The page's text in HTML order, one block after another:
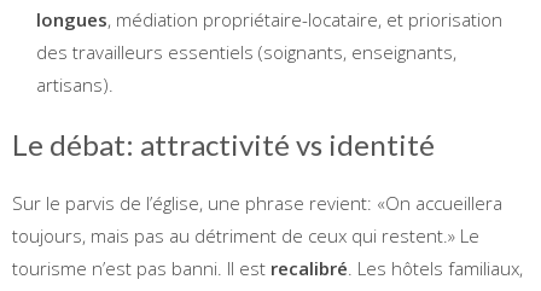
longues, médiation propriétaire-locataire, et priorisation
des travailleurs essentiels (soignants, enseignants,
artisans).
Le débat: attractivité vs identité
Sur le parvis de l’église, une phrase revient: «On accueillera
toujours, mais pas au détriment de ceux qui restent.» Le
tourisme n’est pas banni. Il est recalibré . Les hôtels familiaux,